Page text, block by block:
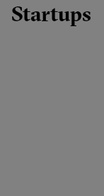
Startups